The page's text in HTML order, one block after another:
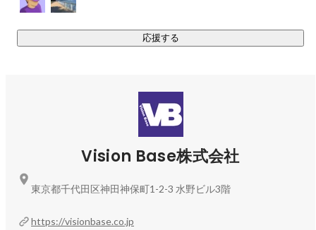
せにつながる世界を創造します。
の創出」をキーワードに事業を展開しています。
￣￣￣￣￣￣￣￣￣￣￣￣
企業の業務効率化・生産性向上を目指した生成AI活用支援事
顧客の状況把握から入り込み、最適なAIツールを開発してい
ます。
企業独自のchatbotの開発や、DIfyなどを活用した業務自動
応援する
Vision Base株式会社
https://visionbase.co.jp
東京都千代田区神田神保町1-2-3 水野ビル3階